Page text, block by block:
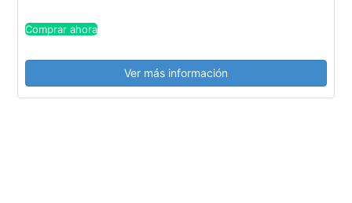
Comprar ahora
Ver más información